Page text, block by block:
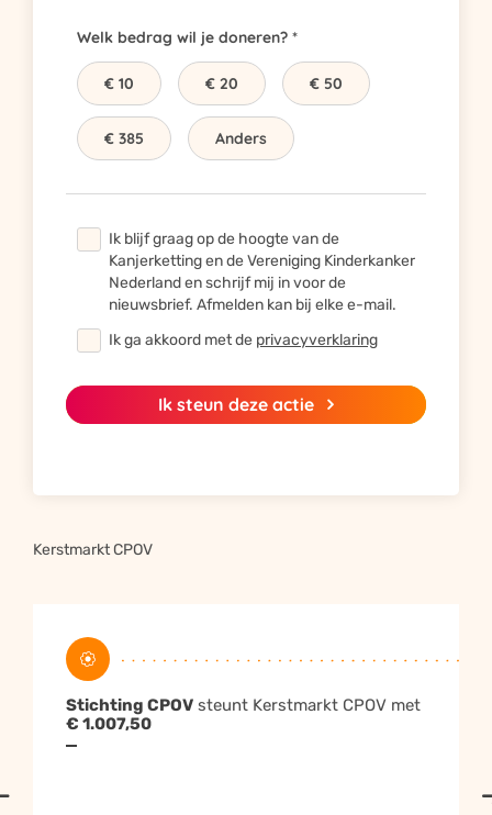
Welk bedrag wil je doneren?
€ 10 € 20 € 50
€ 385 Anders
Ik blijf graag op de hoogte van de
Kanjerketting en de Vereniging Kinderkanker
Nederland en schrijf mij in voor de
nieuwsbrief. Afmelden kan bij elke e-mail.
Ik ga akkoord met de privacyverklaring
Ik steun deze actie
Kerstmarkt CPOV
Stichting CPOV steunt Kerstmarkt CPOV met
€ 1.007,50
Inzamelingsacties die op sociale netwerken worden gedeeld

Facebook